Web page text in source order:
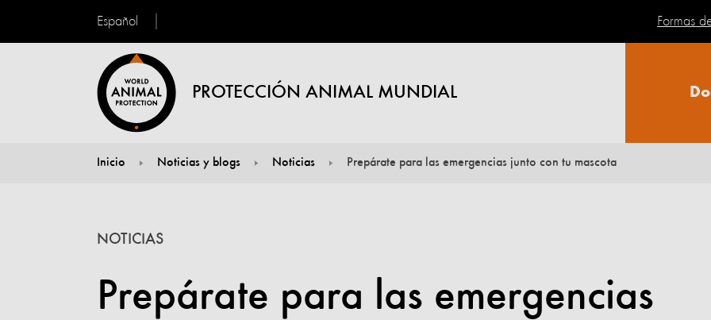
Español
PROTECCIÓN ANIMAL MUNDIAL
Formas
Inicio Noticias y blogs Noticias Prepárate para las emergencias junto con tu mascota
Prepárate para las emergencias
NOTICIAS